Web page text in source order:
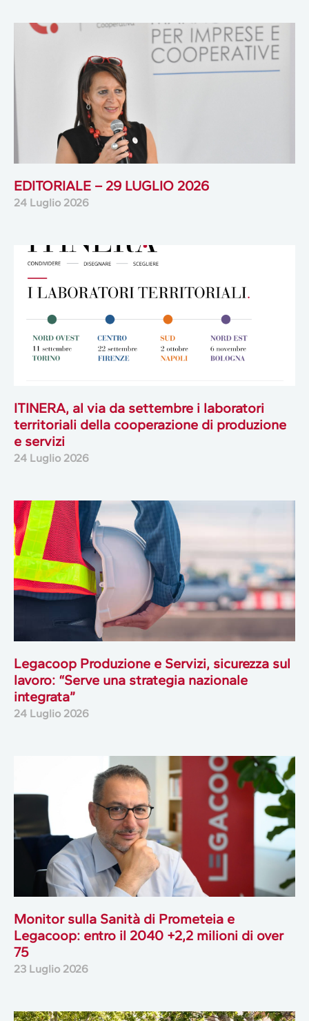
EDITORIALE – 29 LUGLIO 2026
24 Luglio 2026
ITINERA, al via da settembre i laboratori
territoriali della cooperazione di produzione
e servizi
24 Luglio 2026
Legacoop Produzione e Servizi, sicurezza sul
lavoro: “Serve una strategia nazionale
integrata”
24 Luglio 2026
Monitor sulla Sanità di Prometeia e
Legacoop: entro il 2040 +2,2 milioni di over
75
23 Luglio 2026